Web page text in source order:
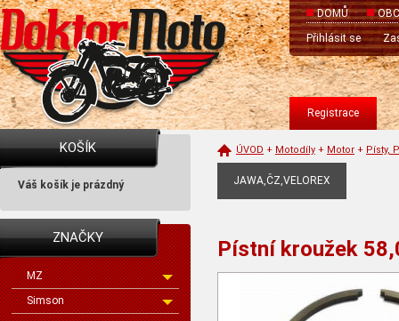
DOMŮ
Přihlásit se
Registrace
KOŠÍK
Váš košík je prázdný
ZNAČKY
MZ
Simson
ÚVOD + Motodíly + Motor + Písty,
JAWA,ČZ,VELOREX
Pístní kroužek